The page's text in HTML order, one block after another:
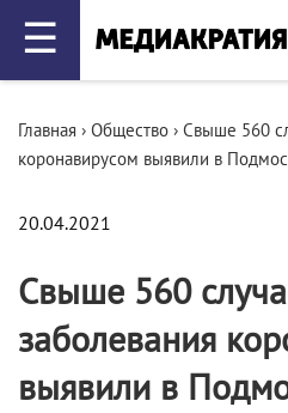
☰
Главная › Общество › Свыше 560
коронавирусом выявили в
20.04.2021
Свыше 560
заболевания
выявили в